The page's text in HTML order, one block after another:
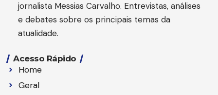
jornalista Messias Carvalho. Entrevistas, análises
e debates sobre os principais temas da
atualidade.
Acesso Rápido
Home
Geral